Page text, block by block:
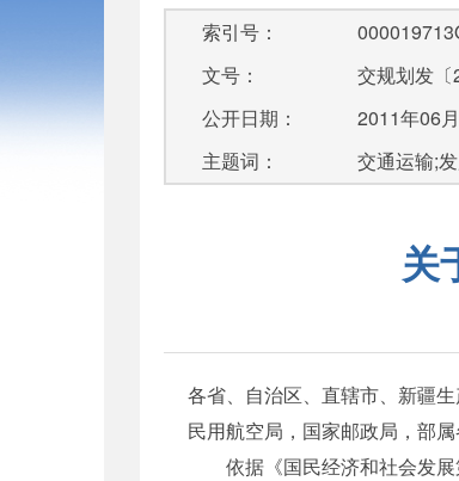
索引号：
文号：
交规划发
公开日期：
2011年06
主题词：
交通运输;
关
各省、自治区、直辖市、新疆
民用航空局，国家邮政局，部属
依据《国民经济和社会发展